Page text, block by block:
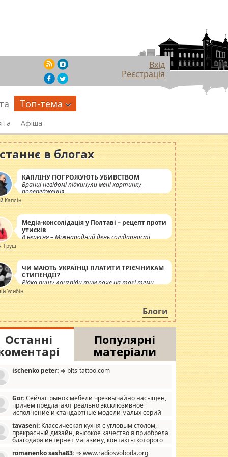
Вхід
Реєстрація
Топ-тема
Афіша
в блогах
КАПЛІНУ ПОГРОЖУЮТЬ УБИВСТВОМ
Вранці невідомі підкинули мені картинку-
попередження
Каплін
Медіа-консолідація у Полтаві – рецепт проти
утисків
8 вересня – Міжнародний день солідарності
журналістів.
Труш
ЧИ МАЮТЬ УКРАЇНЦІ ПЛАТИТИ ТРІЄЧНИКАМ
СТИПЕНДІЇ?
Рідко пишу лонгріди тим паче на такі теми,
але вже просто дістало! Обурюють сьогоднішні
інсенуації навколо стипендіального питання.
Штучно роздувається ще одна соціальна
катастрофа.
Улибін
Блоги
Останні
Популярні
матеріали
ischenko peter: ⇒ blts-tattoo.com
Gor:Сейчас рынок мебели чрезвычайно насыщен,
причем предлагают реально эксклюзивное
исполнение и стандартные модели малых серий
мало походит на стандартные формы, в MebelOk,
и что главное - со вкусом все в порядке,
ненужных наворотов удорожающих мебель, а это не
tavaseni: Классическая кухня с угловым столом,
прекрасный дизайн, высокое качество я приобрела
благодаря интернет магазину, контакты которого
romanenko sasha83: ⇒ www.radiosvoboda.org